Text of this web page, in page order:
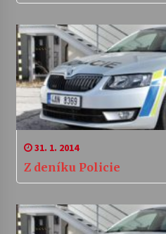
31. 1. 2014
Z deníku Policie